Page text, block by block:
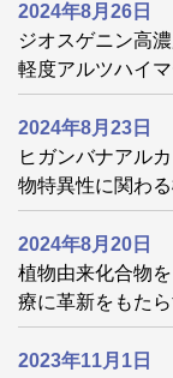
2024年8月26日
ジオスゲニン高
軽度アルツハイ
2024年8月23日
ヒガンバナアル
物特異性に関わ
2024年8月20日
植物由来化合物
療に革新をもた
2023年11月1日